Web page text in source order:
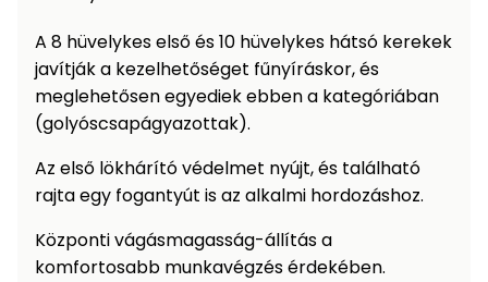
A 8 hüvelykes első és 10 hüvelykes hátsó kerekek
javítják a kezelhetőséget fűnyíráskor, és
meglehetősen egyediek ebben a kategóriában
(golyóscsapágyazottak).
Az első lökhárító védelmet nyújt, és található
rajta egy fogantyút is az alkalmi hordozáshoz.
Központi vágásmagasság-állítás a
komfortosabb munkavégzés érdekében.